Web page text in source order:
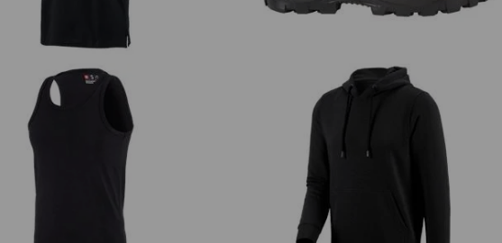
e.s. Athletic-Shirt cotton e.s. Hoody-Sweatshirt poly cotton